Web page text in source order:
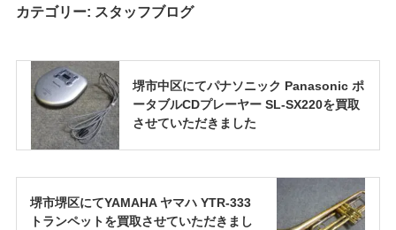
カテゴリー: スタッフブログ
堺市中区にてパナソニック Panasonic ポ
ータブルCDプレーヤー SL-SX220を買取
させていただきました
堺市堺区にてYAMAHA ヤマハ YTR-333
トランペットを買取させていただきまし